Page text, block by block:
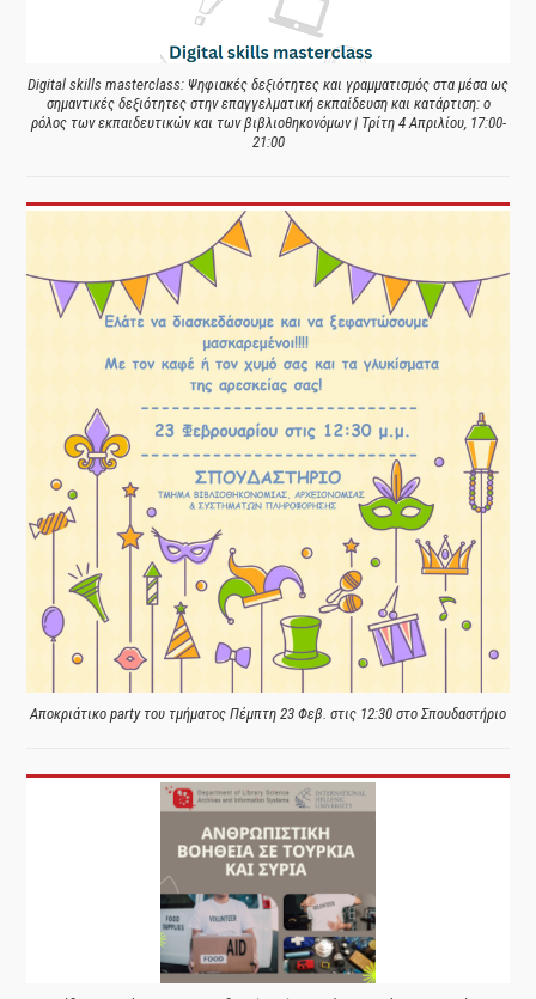
Digital skills masterclass: Ψηφιακές δεξιότητες και γραμματισμός στα μέσα ως
σημαντικές δεξιότητες στην επαγγελματική εκπαίδευση και κατάρτιση: ο
ρόλος των εκπαιδευτικών και των βιβλιοθηκονόμων | Τρίτη 4 Απριλίου, 17:00-
21:00
Αποκριάτικο party του τμήματος Πέμπτη 23 Φεβ. στις 12:30 στο Σπουδαστήριο